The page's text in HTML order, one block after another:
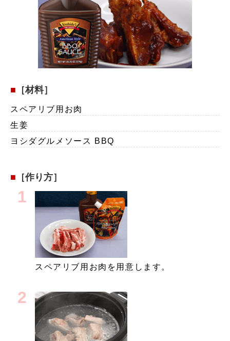
［材料］
スペアリブ用お肉
生姜
ヨシダグルメソース BBQ
［作り方］
スペアリブ用お肉を用意します。